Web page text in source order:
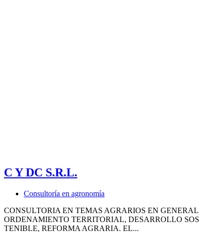
C Y DC S.R.L.
Consultoría en agronomía
CONSULTORIA EN TEMAS AGRARIOS EN GENERAL
ORDENAMIENTO TERRITORIAL, DESARROLLO SOS
TENIBLE, REFORMA AGRARIA. EL...